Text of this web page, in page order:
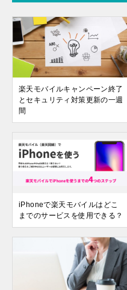
楽天モバイルキャンペーン終了
とセキュリティ対策更新の一週
間
iPhoneで楽天モバイルはどこ
までのサービスを使用できる？